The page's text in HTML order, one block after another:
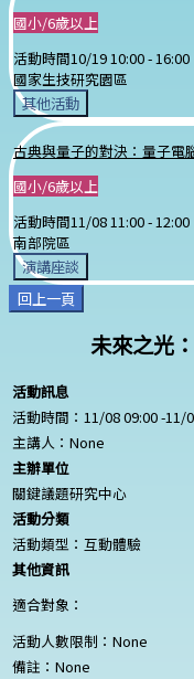
國小/6歲以上
活動時間10/19 10:00 -16:00
國家生技研究園區
其他活動
古典與量子的對決：量子電
國小/6歲以上
活動時間11/08 11:00 - 12:00
南部院區
演講座談
回上一頁
未來之光
活動訊息
活動時間：11/08 09:00 -11/
主講人： None
主辦單位
關鍵議題研究中心
活動分類
活動類型：互動體驗
其他資訊
適合對象：
活動人數限制： None
備註： None